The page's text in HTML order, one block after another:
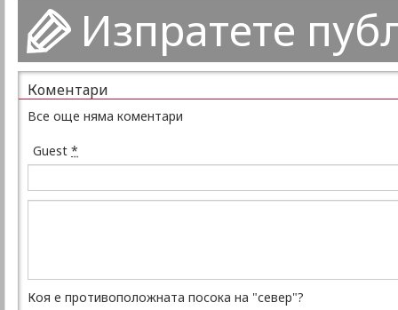
Изпратете
Коментари
Все още няма коментари
Guest *
Коя е противоположната посока на "север"?